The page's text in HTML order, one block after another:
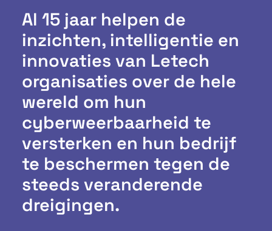
Al 15 jaar helpen de
inzichten, intelligentie en
innovaties van Letech
organisaties over de hele
wereld om hun
cyberweerbaarheid te
versterken en hun bedrijf
te beschermen tegen de
steeds veranderende
dreigingen.